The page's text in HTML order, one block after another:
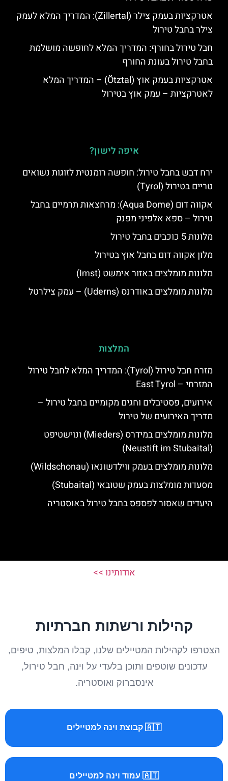
אטרקציות בעמק צילר (Zillertal): המדריך המלא לעמק
צילר בחבל טירול
חבל טירול בחורף: המדריך המלא לחופשה מושלמת
בחבל טירול בעונת החורף
אטרקציות בעמק אוץ (Ötztal) – המדריך המלא
לאטרקציות – עמק אוץ בטירול
איפה לישון?
ירח דבש בחבל טירול: חופשה רומנטית לזוגות נשואים
טריים בטירול (Tyrol)
אקווה דום (Aqua Dome): מרחצאות תרמיים בחבל
טירול – ספא אלפיני מפנק
מלונות 5 כוכבים בחבל טירול
מלון אקווה דום בחבל אוץ בטירול
מלונות מומלצים באזור אימשט (Imst)
מלונות מומלצים באודרנס (Uderns) – עמק צילרטל
המלצות
מזרח חבל טירול (Tyrol): המדריך המלא לחבל טירול
המזרחי – East Tyrol
אירועים, פסטיבלים וחגים מקומיים בחבל טירול –
מדריך האירועים של טירול
מלונות מומלצים במידרס (Mieders) ונוישטיפט
(Neustift im Stubaital)
מלונות מומלצים בעמק ווילדשונאו (Wildschonau)
מסעדות מומלצות בעמק שטובאי (Stubaital)
היעדים שאסור לפספס בחבל טירול באוסטריה
אודותינו >>
קהילות ורשתות חברתיות
הצטרפו לקהילות המטיילים שלנו, קבלו המלצות, טיפים,
עדכונים שוטפים ותוכן בלעדי על וינה, חבל טירול,
אינסברוק ואוסטריה.
🇦🇹 קבוצת וינה למטיילים
🇦🇹 עמוד וינה למטיילים